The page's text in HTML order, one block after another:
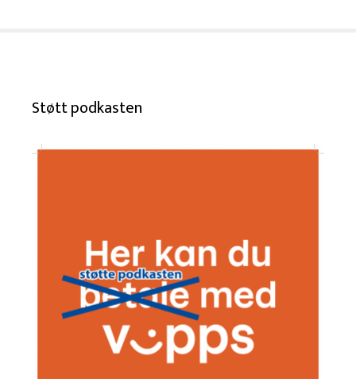
Støtt podkasten